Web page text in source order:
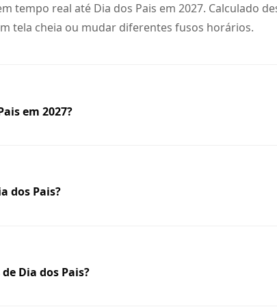
tempo real até Dia dos Pais em 2027. Calculado
tela cheia ou mudar diferentes fusos horários.
em 2027?
dos Pais?
Dia dos Pais?